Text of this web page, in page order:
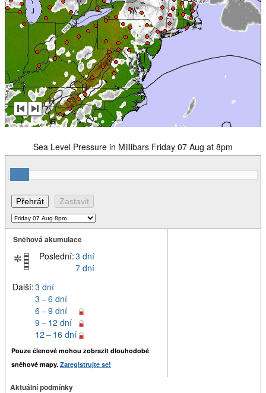
Sea Level Pressure in Millibars Friday 07 Aug at 8pm
Sněhová akumulace
Poslední:3 dní
7 dní
Další:3 dní
3 – 6 dní
6 – 9 dní
9 – 12 dní
12 – 16 dní
Pouze členové mohou zobrazit dlouhodobé
sněhové mapy. Zaregistrujte se!
Aktuální podmínky